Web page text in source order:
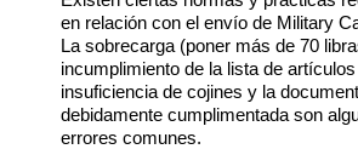
en relación con el envío de Military
La sobrecarga (poner más de 70
incumplimiento de la lista de
insuficiencia de cojines y la
debidamente cumplimentada son
errores comunes.